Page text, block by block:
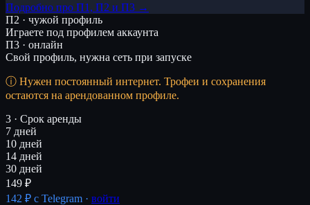
Подробно про П1, П2 и П3 →
П2 · чужой профиль
Играете под профилем аккаунта
П3 · онлайн
Свой профиль, нужна сеть при запуске
Нужен постоянный интернет. Трофеи и сохранения
остаются на арендованном профиле.
3 · Срок аренды
7 дней
10 дней
14 дней
30 дней
149 ₽
142 ₽ с Telegram · войти